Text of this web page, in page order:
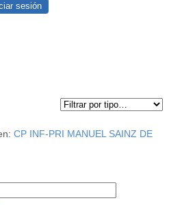
sesión
CP INF-PRI MANUEL SAINZ DE